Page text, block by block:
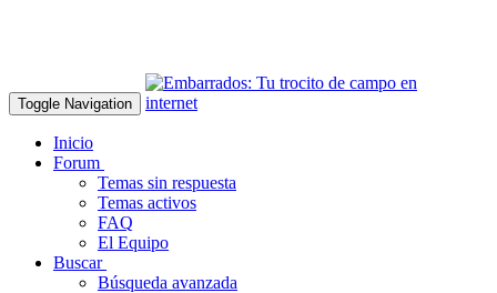
Toggle Navigation
Inicio
Forum
Temas sin respuesta
Temas activos
FAQ
El Equipo
Buscar
Búsqueda avanzada